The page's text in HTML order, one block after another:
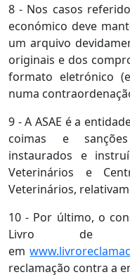
8 - Nos casos
económico deve
um arquivo
originais e dos
formato eletrónico
numa
9 - A ASAE é a
coimas e
instaurados e
Veterinários e
Veterinários,
10 - Por último, o
Livro de
em
reclamação contra a